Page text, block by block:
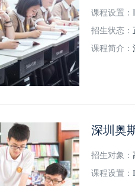
课程设置：
招生状态：
课程简介：
深圳奥
招生对象：
课程设置：